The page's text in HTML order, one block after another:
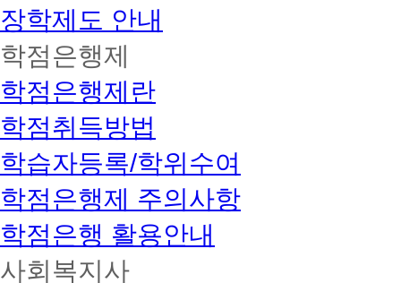
장학제도 안내
학점은행제
학점은행제란
학점취득방법
학습자등록/학위수여
학점은행제 주의사항
학점은행 활용안내
사회복지사